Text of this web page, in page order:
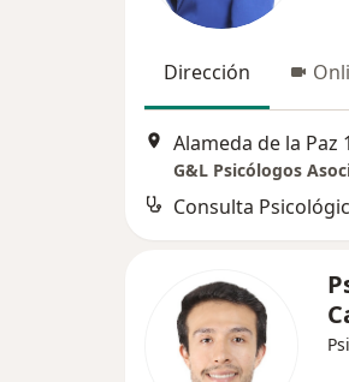
Dirección
Alameda de la Paz
G&L Psicólogos
Consulta